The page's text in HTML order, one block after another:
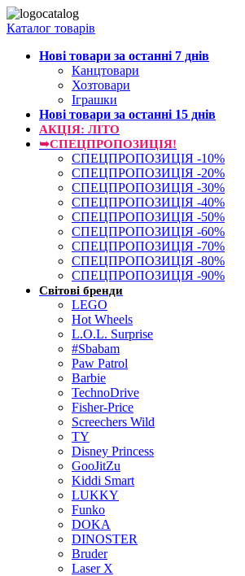
Каталог товарів
Нові товари за останнi 7 днiв
Канцтовари
Хозтовари
Іграшки
Нові товари за останнi 15 днiв
АКЦІЯ: ЛІТО
➥СПЕЦПРОПОЗИЦІЯ!
СПЕЦПРОПОЗИЦІЯ -10%
СПЕЦПРОПОЗИЦІЯ -20%
СПЕЦПРОПОЗИЦІЯ -30%
СПЕЦПРОПОЗИЦІЯ -40%
СПЕЦПРОПОЗИЦІЯ -50%
СПЕЦПРОПОЗИЦІЯ -60%
СПЕЦПРОПОЗИЦІЯ -70%
СПЕЦПРОПОЗИЦІЯ -80%
СПЕЦПРОПОЗИЦІЯ -90%
Світові бренди
LEGO
Hot Wheels
L.O.L. Surprise
#Sbabam
Paw Patrol
Barbie
TechnoDrive
Fisher-Price
Screechers Wild
TY
Disney Princess
GooJitZu
Kiddi Smart
LUKKY
Funko
DOKA
DINOSTER
Bruder
Laser X